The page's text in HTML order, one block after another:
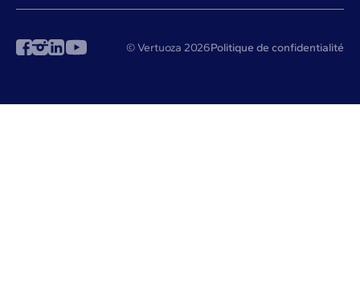
© Vertuoza 2026Politique de confidentialité